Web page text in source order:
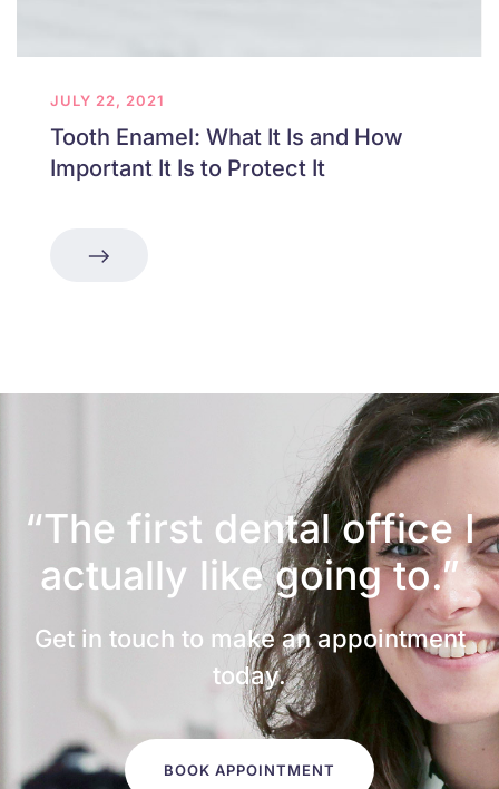
JULY 22, 2021
Tooth Enamel: What It Is and How
Important It Is to Protect It
“The first dental officeI
actually like going to.”
Get in touch to make an appointment
today.
BOOK APPOINTMENT